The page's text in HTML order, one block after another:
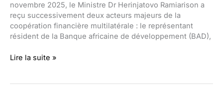
novembre 2025, le Ministre Dr Herinjatovo Ramiarison a
reçu successivement deux acteurs majeurs de la
coopération financière multilatérale : le représentant
résident de la Banque africaine de développement (BAD),
Coopération
Lire la suite »